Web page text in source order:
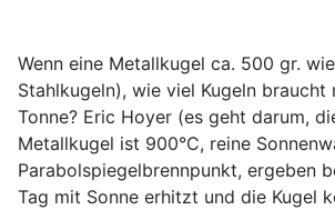
Wenn eine Metallkugel ca. 500 gr.
Stahlkugeln), wie viel Kugeln braucht
Tonne? Eric Hoyer (es geht darum,
Metallkugel ist 900°C, reine
Parabolspiegelbrennpunkt, ergeben
Tag mit Sonne erhitzt und die Kugel